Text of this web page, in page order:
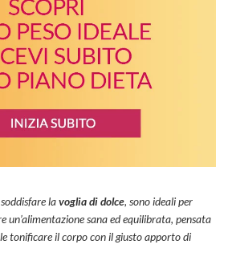
lavoglia di dolce, sono ideali per
un’alimentazione sana ed equilibrata, pensata
tonificare il corpo con il giusto apporto di